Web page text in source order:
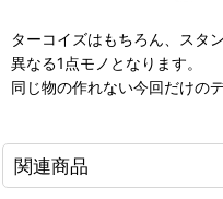
ターコイズはもちろん、スタ
異なる1点モノとなります。
同じ物の作れない今回だけの
関連商品